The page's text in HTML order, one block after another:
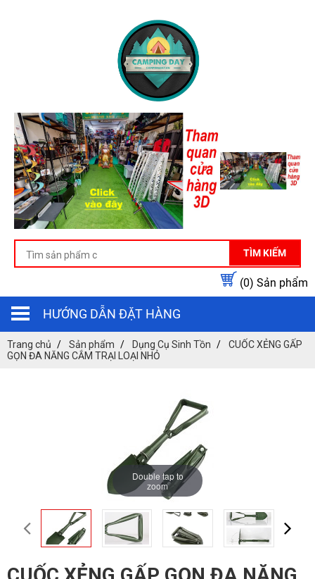
TÌM KIẾM
(0) Sản phẩm
HƯỚNG DẪN ĐẶT HÀNG
Trang chủ Sản phẩm Dụng Cụ Sinh Tồn
CUỐC XẺNG GẤP
GỌN ĐA NĂNG CẮM TRẠI LOẠI NHỎ
Double tap to
zoom